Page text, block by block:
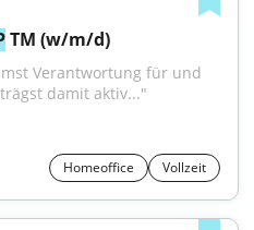
TM (w/m/d)
Verantwortung für und
damit aktiv..."
Homeoffice Vollzeit